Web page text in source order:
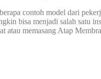
contoh model dari
bisa menjadi salah satu
atau memasang Atap